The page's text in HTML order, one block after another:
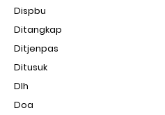
Dispbu
Ditangkap
Ditjenpas
Ditusuk
Dlh
Doa